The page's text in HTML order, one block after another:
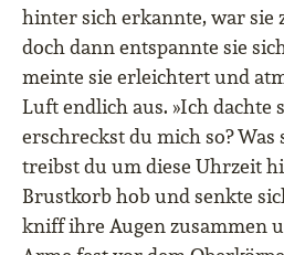
hinter sich erkannte, war sie
doch dann entspannte sie
meinte sie erleichtert und
Luft endlich aus. »Ich dachte
erschreckst du mich so? Was
treibst du um diese Uhrzeit
Brustkorb hob und senkte
kniff ihre Augen zusammen